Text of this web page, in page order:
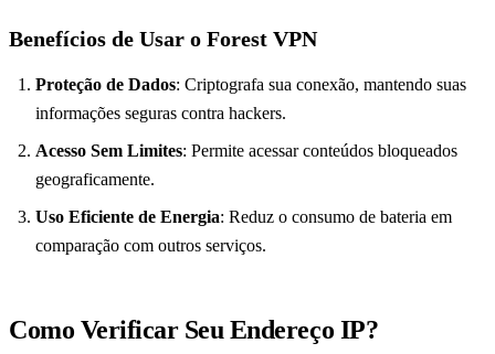
Benefícios de Usar o Forest VPN
Proteção de Dados: Criptografa sua conexão, mantendo suas
informações seguras contra hackers.
Acesso Sem Limites: Permite acessar conteúdos bloqueados
geograficamente.
Uso Eficiente de Energia: Reduz o consumo de bateria em
comparação com outros serviços.
Como Verificar Seu Endereço IP?